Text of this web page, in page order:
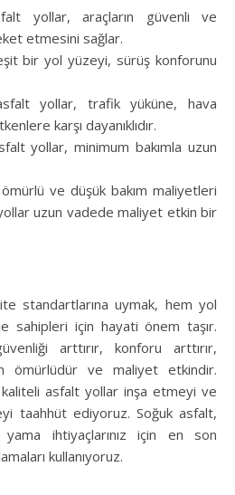
yollar, araçların güvenli ve
etmesini sağlar.
bir yol yüzeyi, sürüş konforunu
yollar, trafik yüküne, hava
karşı dayanıklıdır.
yollar, minimum bakımla uzun
ve düşük bakım maliyetleri
uzun vadede maliyet etkin bir
standartlarına uymak, hem yol
sahipleri için hayati önem taşır.
arttırır, konforu arttırır,
ömürlüdür ve maliyet etkindir.
asfalt yollar inşa etmeyi ve
taahhüt ediyoruz. Soğuk asfalt,
ihtiyaçlarınız için en son
kullanıyoruz.